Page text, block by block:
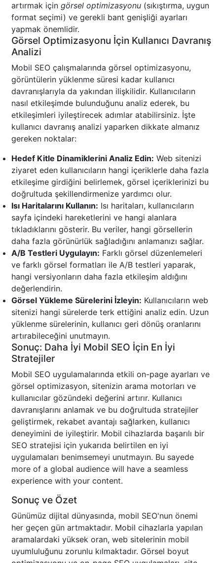
artırmak için görsel optimizasyonu (sıkıştırma, uygun
format seçimi) ve gerekli bant genişliği ayarları
yapmak önemlidir.
Görsel Optimizasyonu İçin Kullanıcı Davranış
Analizi
Mobil SEO çalışmalarında görsel optimizasyonu,
görüntülerin yüklenme süresi kadar kullanıcı
davranışlarıyla da yakından ilişkilidir. Kullanıcıların
nasıl etkileşimde bulunduğunu analiz ederek, bu
etkileşimleri iyileştirecek adımlar atabilirsiniz. İşte
kullanıcı davranış analizi yaparken dikkate almanız
gereken noktalar:
Hedef Kitle Dinamiklerini Analiz Edin: Web sitenizi
ziyaret eden kullanıcıların hangi içeriklerle daha fazla
etkileşime girdiğini belirlemek, görsel içeriklerinizi bu
doğrultuda şekillendirmenize yardımcı olur.
Isı Haritalarını Kullanın: Isı haritaları, kullanıcıların
sayfa içindeki hareketlerini ve hangi alanlara
tıkladıklarını gösterir. Bu veriler, hangi görsellerin
daha fazla görünürlük sağladığını anlamanızı sağlar.
A/B Testleri Uygulayın: Farklı görsel düzenlemeleri
ve farklı görsel formatları ile A/B testleri yaparak,
hangi versiyonların daha fazla etkileşim aldığını
değerlendirin.
Görsel Yükleme Sürelerini İzleyin: Kullanıcıların web
sitenizi hangi sürelerde terk ettiğini analiz edin. Uzun
yüklenme sürelerinin, kullanıcı geri dönüş oranlarını
artırabileceğini unutmayın.
Sonuç: Daha İyi Mobil SEO İçin En İyi
Stratejiler
Mobil SEO uygulamalarında etkili on-page ayarları ve
görsel optimizasyon, sitenizin arama motorları ve
kullanıcılar gözündeki değerini artırır. Kullanıcı
davranışlarını anlamak ve bu doğrultuda stratejiler
geliştirmek, rekabet avantajı sağlarken, kullanıcı
deneyimini de iyileştirir. Mobil cihazlarda başarılı bir
SEO stratejisi için yukarıda belirtilen en iyi
uygulamaları benimsemeyi unutmayın. Bu sayede
more of a global audience will have a seamless
experience with your content.
Sonuç ve Özet
Günümüz dijital dünyasında, mobil SEO'nun önemi
her geçen gün artmaktadır. Mobil cihazlarla yapılan
aramalardaki yüksek oran, web sitelerinin mobil
uyumluluğunu zorunlu kılmaktadır. Görsel boyut